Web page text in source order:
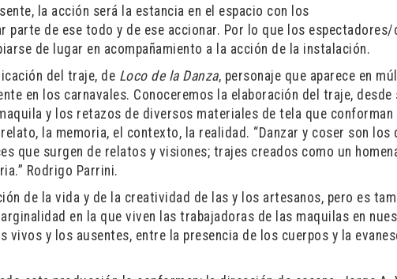
la acción será la estancia en el espacio con los
de ese todo y de ese accionar. Por lo que los
de lugar en acompañamiento a la acción de la instalación.
del traje, de Loco de la Danza, personaje que aparece en
en los carnavales. Conoceremos la elaboración del traje, desde
y los retazos de diversos materiales de tela que
la memoria, el contexto, la realidad. “Danzar y coser son los
que surgen de relatos y visiones; trajes creados como un
Rodrigo Parrini.
de la vida y de la creatividad de las y los artesanos, pero es
en la que viven las trabajadoras de las maquilas en
vivos y los ausentes, entre la presencia de los cuerpos y la